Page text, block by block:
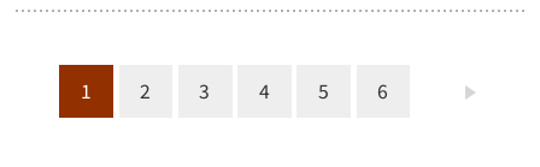
1 2 3 4 5 6